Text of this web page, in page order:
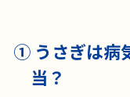
① うさぎは病
当？